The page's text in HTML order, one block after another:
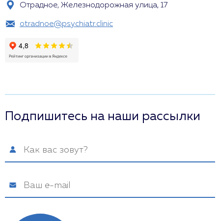
Отрадное, Железнодорожная улица, 17
otradnoe@psychiatr.clinic
Подпишитесь на наши рассылки